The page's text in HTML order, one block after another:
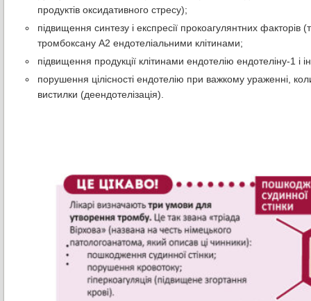
продуктів оксидативного стресу);
підвищення синтезу і експресії прокоагулянтних
тромбоксану А2 ендотеліальними клітинами;
підвищення продукції клітинами ендотелію ендотеліну-1
порушення цілісності ендотелію при важкому ураженні,
вистилки (деендотелізація).